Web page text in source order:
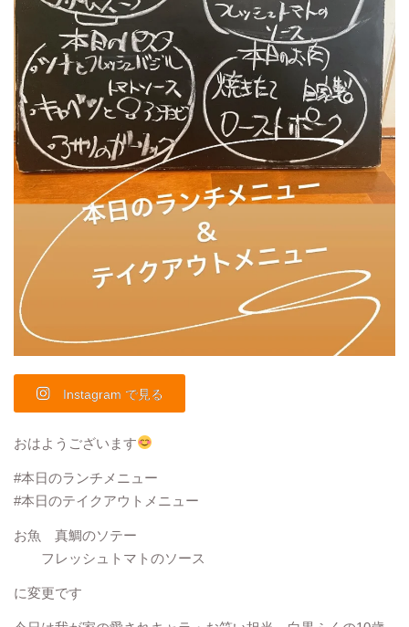
Instagram で見る
おはようございます
#本日のランチメニュー
#本日のテイクアウトメニュー
お魚 真鯛のソテー
フレッシュトマトのソース
に変更です